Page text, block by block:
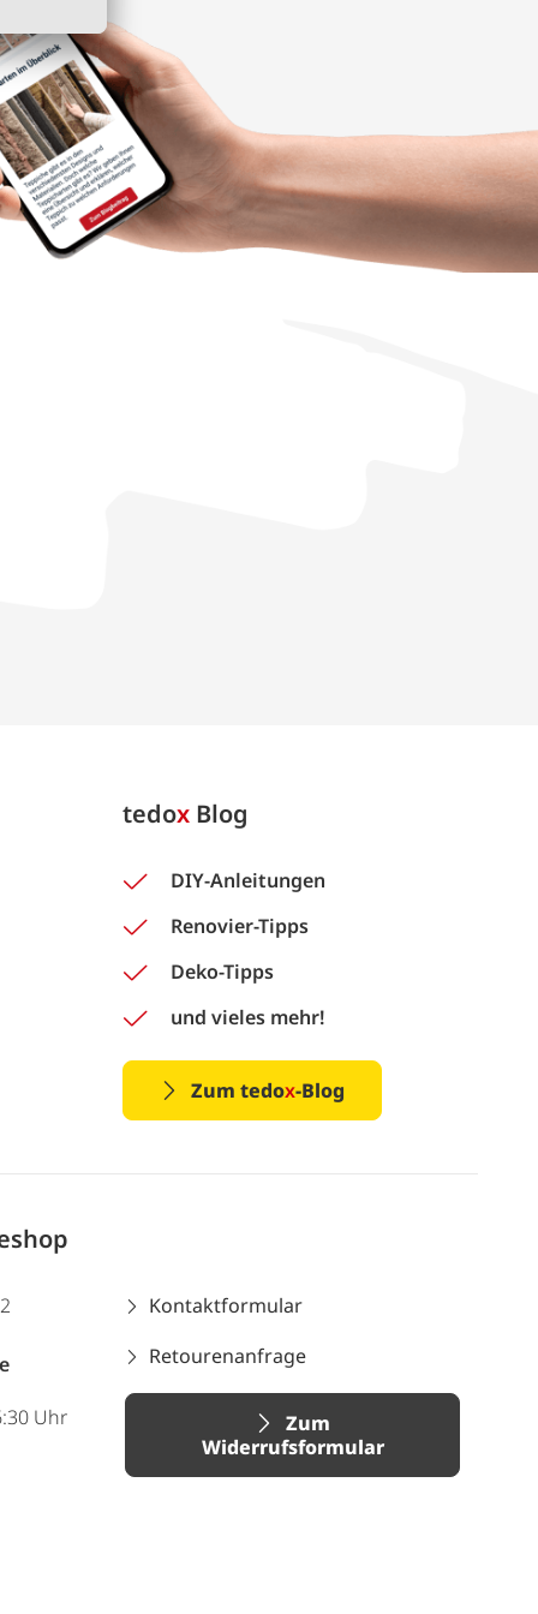
tedox Blog
DIY-Anleitungen
Renovier-Tipps
Deko-Tipps
und vieles mehr!
Zum tedox-Blog
Uhr
Kontaktformular
Retourenanfrage
Zum
Widerrufsformular